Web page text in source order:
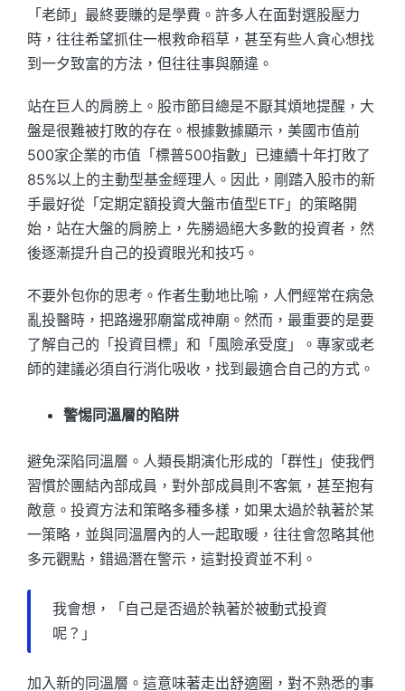
「老師」最終要賺的是學費。許多人在面對選股壓力
時，往往希望抓住一根救命稻草，甚至有些人貪心想找
到一夕致富的方法，但往往事與願違。
站在巨人的肩膀上。股市節目總是不厭其煩地提醒，大
盤是很難被打敗的存在。根據數據顯示，美國市值前
500家企業的市值「標普500指數」已連續十年打敗了
85%以上的主動型基金經理人。因此，剛踏入股市的新
手最好從「定期定額投資大盤市值型ETF」的策略開
始，站在大盤的肩膀上，先勝過絕大多數的投資者，然
後逐漸提升自己的投資眼光和技巧。
不要外包你的思考。作者生動地比喻，人們經常在病急
亂投醫時，把路邊邪廟當成神廟。然而，最重要的是要
了解自己的「投資目標」和「風險承受度」。專家或老
師的建議必須自行消化吸收，找到最適合自己的方式。
警惕同溫層的陷阱
避免深陷同溫層。人類長期演化形成的「群性」使我們
習慣於團結內部成員，對外部成員則不客氣，甚至抱有
敵意。投資方法和策略多種多樣，如果太過於執著於某
一策略，並與同溫層內的人一起取暖，往往會忽略其他
多元觀點，錯過潛在警示，這對投資並不利。
我會想，「自己是否過於執著於被動式投資
呢？」
加入新的同溫層。這意味著走出舒適圈，對不熟悉的事